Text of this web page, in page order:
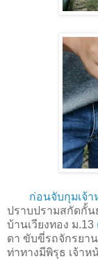
ก่อนจับกุมเจ้
ปราบปรามสกัดกั้น
บ้านเวียงทอง ม.13
ดา ขับขี่รถจักรยา
ท่าทางมีพิรุธ เจ้า